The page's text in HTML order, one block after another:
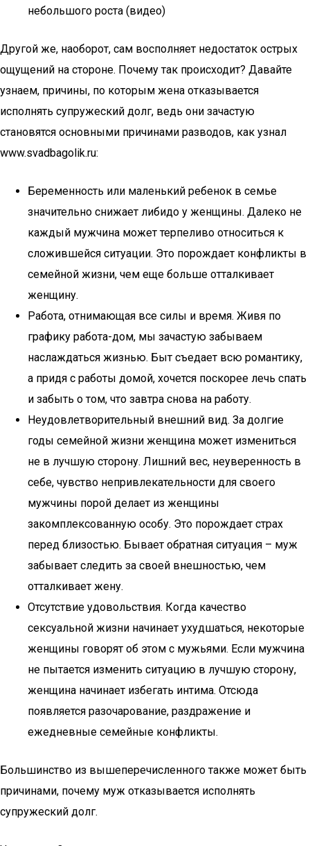
небольшого роста (видео)
Другой же, наоборот, сам восполняет недостаток острых
ощущений на стороне. Почему так происходит? Давайте
узнаем, причины, по которым жена отказывается
исполнять супружеский долг, ведь они зачастую
становятся основными причинами разводов, как узнал
www.svadbagolik.ru:
Беременность или маленький ребенок в семье
значительно снижает либидо у женщины. Далеко не
каждый мужчина может терпеливо относиться к
сложившейся ситуации. Это порождает конфликты в
семейной жизни, чем еще больше отталкивает
женщину.
Работа, отнимающая все силы и время. Живя по
графику работа-дом, мы зачастую забываем
наслаждаться жизнью. Быт съедает всю романтику,
а придя с работы домой, хочется поскорее лечь спать
и забыть о том, что завтра снова на работу.
Неудовлетворительный внешний вид. За долгие
годы семейной жизни женщина может измениться
не в лучшую сторону. Лишний вес, неуверенность в
себе, чувство непривлекательности для своего
мужчины порой делает из женщины
закомплексованную особу. Это порождает страх
перед близостью. Бывает обратная ситуация – муж
забывает следить за своей внешностью, чем
отталкивает жену.
Отсутствие удовольствия. Когда качество
сексуальной жизни начинает ухудшаться, некоторые
женщины говорят об этом с мужьями. Если мужчина
не пытается изменить ситуацию в лучшую сторону,
женщина начинает избегать интима. Отсюда
появляется разочарование, раздражение и
ежедневные семейные конфликты.
Большинство из вышеперечисленного также может быть
причинами, почему муж отказывается исполнять
супружеский долг.